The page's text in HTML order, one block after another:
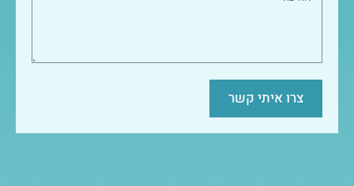
צרו איתי קשר